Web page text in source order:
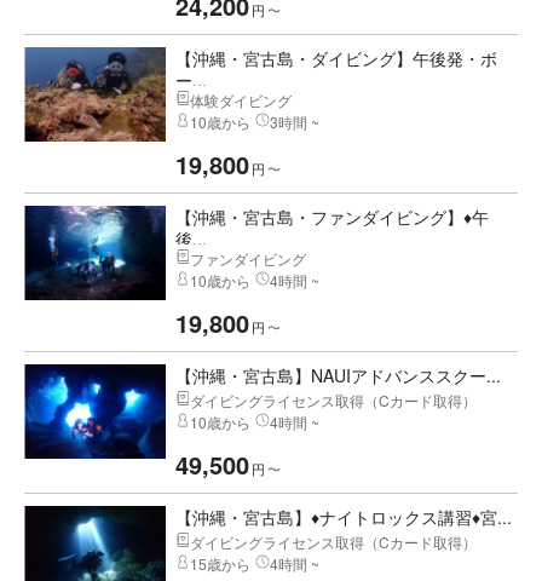
円 〜
【沖縄・宮古島・ダイビング】午後発・ボ
ー...
体験ダイビング
10歳から
3時間 ~
19,800円 〜
【沖縄・宮古島・ファンダイビング】♦午
後...
ファンダイビング
10歳から
4時間 ~
19,800円 〜
【沖縄・宮古島】NAUIアドバンススクー...
ダイビングライセンス取得（Cカード取得）
10歳から
4時間 ~
49,500円 〜
【沖縄・宮古島】♦ナイトロックス講習♦宮...
ダイビングライセンス取得（Cカード取得）
15歳から
4時間 ~